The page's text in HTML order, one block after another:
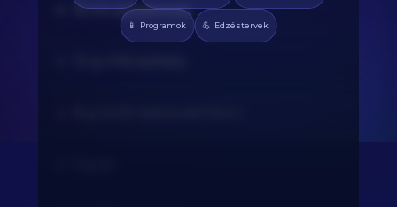
15 ml szezámolaj
📱 Programok 💪 Edzéstervek